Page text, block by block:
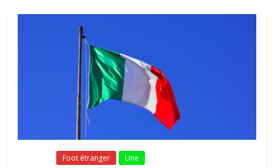
Foot étranger Une